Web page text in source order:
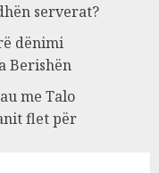
serverat?
dënimi
Berishën
me Talo
flet për